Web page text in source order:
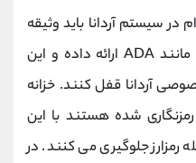
در سیستم آردانا باید وثیقه
ای در قالب دارایی بومی کاردانو مانند ADA ارائه داده و این
آردانا قفل کنند. خزانه
شده هستند با این
رمزارز جلوگیری می کنند. در